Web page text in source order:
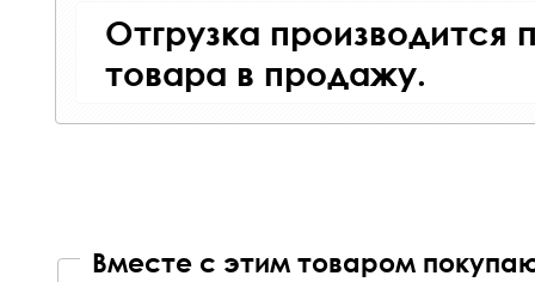
Отгрузка производится
товара в продажу.
Вместе с этим товаром